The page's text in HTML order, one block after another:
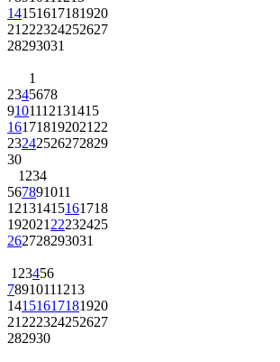
14151617181920
21 222324252627
28293031
1
2345678
9101112131415
161718192021 22
23242526272829
30
1 234
567891011
12131415161718
192021 22232425
262728293031
1 23456
78910111213
14151617181920
21 222324252627
282930